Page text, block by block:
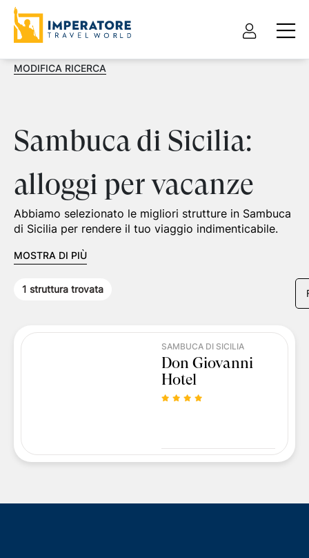
MODIFICA RICERCA
Sambuca di Sicilia:
alloggi per vacanze
Abbiamo selezionato le migliori strutture in Sambuca
di Sicilia per rendere il tuo viaggio indimenticabile.
MOSTRA DI PIÙ
1 struttura trovata
SAMBUCA DI SICILIA
Don Giovanni
Hotel